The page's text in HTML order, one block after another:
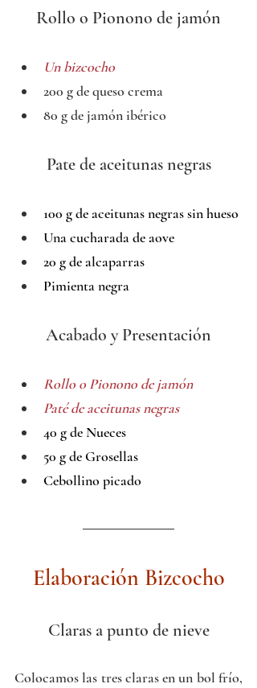
Rollo o Pionono de jamón
Un bizcocho
200 g de queso crema
80 g de jamón ibérico
Pate de aceitunas negras
100 g de aceitunas negras sin hueso
Una cucharada de aove
20 g de alcaparras
Pimienta negra
Acabado y Presentación
Rollo o Pionono de jamón
Paté de aceitunas negras
40 g de Nueces
50 g de Grosellas
Cebollino picado
Elaboración Bizcocho
Claras a punto de nieve
Colocamos las tres claras en un bol frío,